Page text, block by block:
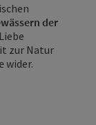
der
zur Natur
wider.